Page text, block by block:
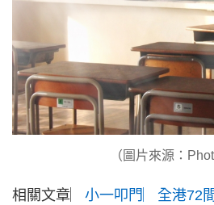
（圖片來源：
相關文章︳ 小一叩門︳全港72